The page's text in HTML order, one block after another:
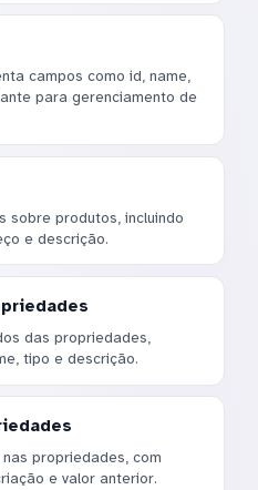
campos como id, name,
para gerenciamento de
sobre produtos, incluindo
e descrição.
das propriedades,
tipo e descrição.
propriedades, com
e valor anterior.